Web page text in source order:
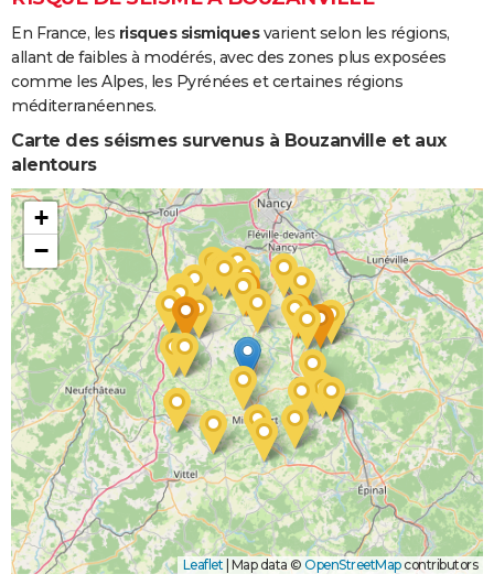
En France, les risques sismiquesvarient selon les régions,
allant de faibles à modérés, avec des zones plus exposées
comme les Alpes, les Pyrénées et certaines régions
méditerranéennes.
Carte des séismes survenus à Bouzanville et aux
alentours
+
−
Leaflet | Map data © OpenStreetMapcontributors